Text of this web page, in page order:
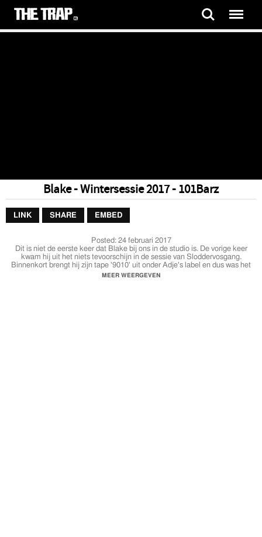
Blake - Wintersessie 2017 - 101Barz
LINK SHARE EMBED
Posted:24 februari 2017
Dit is niet de eerste keer dat Blake bij ons in de studio is. De vorige keer
kwam hij uit het niets tevoorschijn in de sessie van Sloddervosgang.
Binnenkort brengt hij zijn tape '9010' uit onder Adje's label en dus was het
hoog tijd voor een solosessie van Blake.
MEER WEERGEVEN